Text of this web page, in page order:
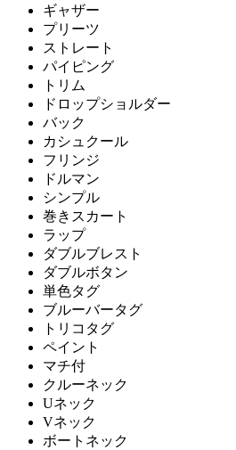
ギャザー
プリーツ
ストレート
パイピング
トリム
ドロップショルダー
バック
カシュクール
フリンジ
ドルマン
シンプル
巻きスカート
ラップ
ダブルブレスト
ダブルボタン
単色タグ
ブルーバータグ
トリコタグ
ペイント
マチ付
クルーネック
Uネック
Vネック
ボートネック